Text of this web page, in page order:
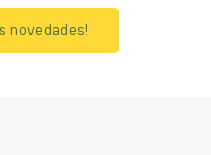
novedades!